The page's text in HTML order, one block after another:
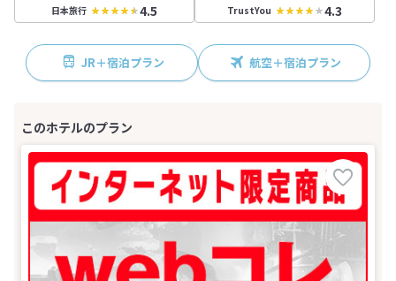
日本旅行 4.5 TrustYou 4.3
JR＋宿泊プラン 航空＋宿泊プラン